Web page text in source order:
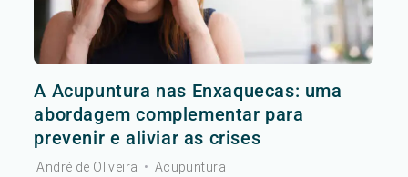
A Acupuntura nas Enxaquecas: uma
abordagem complementar para
prevenir e aliviar as crises
André de Oliveira • Acupuntura